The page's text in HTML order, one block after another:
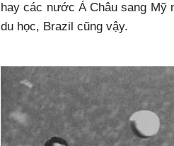
hay các nước Á Châu sang Mỹ
du học, Brazil cũng vậy.